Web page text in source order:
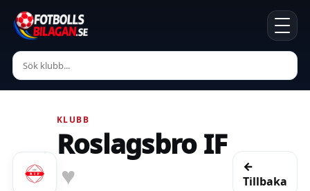
KLUBB
Roslagsbro IF
♥
←
Tillbaka